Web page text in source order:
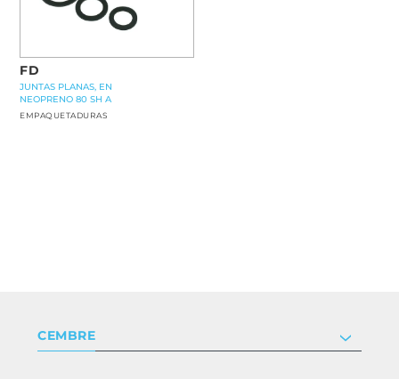
FD
JUNTAS PLANAS, EN
NEOPRENO 80 SH A
EMPAQUETADURAS
CEMBRE